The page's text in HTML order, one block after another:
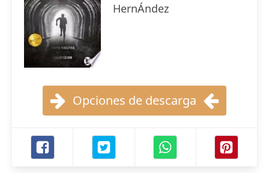
HernÁndez
Opciones de descarga